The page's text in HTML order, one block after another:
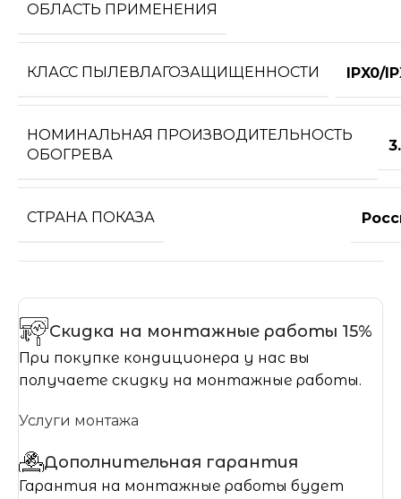
ОБЛАСТЬ ПРИМЕНЕНИЯ
КЛАСС ПЫЛЕВЛАГОЗАЩИЩЕННОСТИ IPX0/
НОМИНАЛЬНАЯ ПРОИЗВОДИТЕЛЬНОСТЬ
ОБОГРЕВА
СТРАНА ПОКАЗА
Скидка на монтажные работы 15%
При покупке кондиционера у нас вы
получаете скидку на монтажные работы.
Услуги монтажа
Дополнительная гарантия
Гарантия на монтажные работы будет